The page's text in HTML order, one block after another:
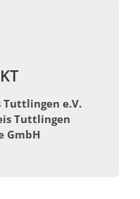
Tuttlingen e.V.
Tuttlingen
GmbH